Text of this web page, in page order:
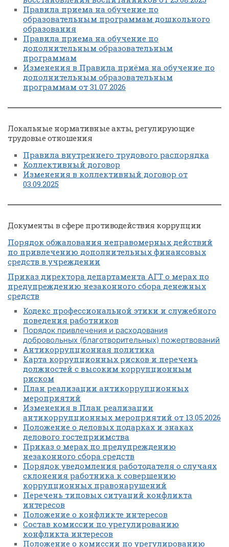
Правила приема на обучение по
образовательным программам дошкольного
образования
Правила приема на обучение по
дополнительным образовательным
программам
Изменения в Правила приёма на обучение по
дополнительным образовательным
программам от 31.07.2026
Локальные нормативные акты, регулирующие
трудовые отношения
Правила внутреннего трудового распорядка
Коллективный договор
Изменения в коллективный договор от
03.09.2025
Документы в сфере противодействия коррупции
Порядок обжалования неправомерных действий
по привлечению дополнительных финансовых
средств в учреждении
Приказ директора департамента АГТ о мерах по
предупреждению незаконного сбора денежных
средств
Кодекс профессиональной этики и служебного
поведения работников
Порядок привлечения и расходования
добровольных (благотворительных) пожертвований
Антикоррупционная политика
Карта коррупционных рисков и перечень
должностей с высоким коррупционным
риском
План реализации антикоррупционных
мероприятий
Изменения в План реализации
антикоррупционных мероприятий от 13.05.2026
Положение о деловых подарках и знаках
делового гостеприимства
Приказ о мерах по предупреждению
незаконного сбора средств
Порядок уведомления работодателя о случаях
склонения работника к совершению
коррупционных правонарушений
Перечень типовых ситуаций конфликта
интересов
Положение о конфликте интересов
Состав комиссии по урегулированию
конфликта интересов
Положение о комиссии по урегулированию